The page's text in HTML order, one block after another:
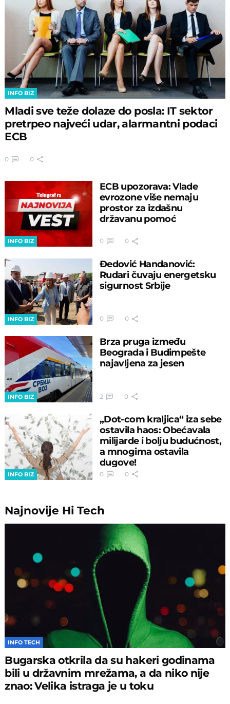
INFO BIZ
Mladi sve teže dolaze do posla: IT sektor
pretrpeo najveći udar, alarmantni podaci
ECB
0 0
INFO BIZ
ECB upozorava: Vlade
evrozone više nemaju
prostor za izdašnu
državanu pomoć
0 0
INFO BIZ
Đedović Handanović:
Rudari čuvaju energetsku
sigurnost Srbije
0 0
INFO BIZ
Brza pruga između
Beograda i Budimpešte
najavljena za jesen
2 0
INFO BIZ
„Dot-com kraljica“ iza sebe
ostavila haos: Obećavala
milijarde i bolju budućnost,
a mnogima ostavila
dugove!
0 0
Najnovije Hi Tech
INFO TECH
Bugarska otkrila da su hakeri godinama
bili u državnim mrežama, a da niko nije
znao: Velika istraga je u toku